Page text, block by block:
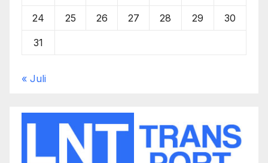
24 25 26 27 28 29 30
31
« Juli